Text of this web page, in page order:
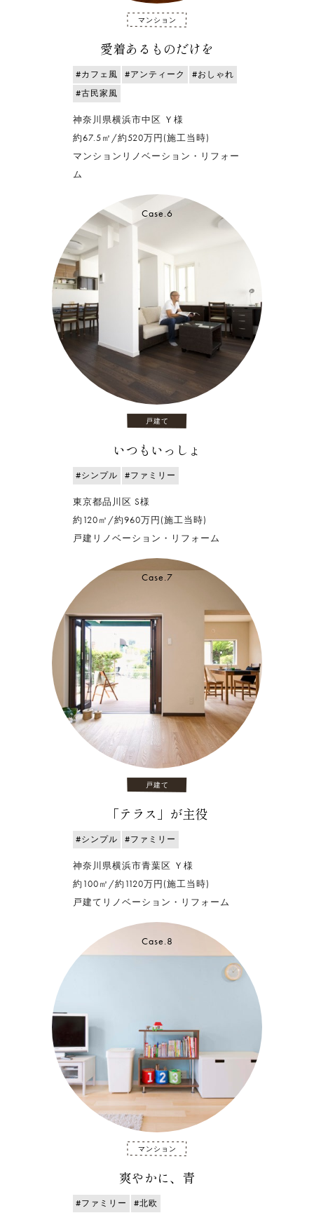
マンション
愛着あるものだけを
#カフェ風 #アンティーク
#おしゃれ
#古民家風
神奈川県横浜市中区 Ｙ様
約67.5㎡/約520万円(施工当時)
マンションリノベーション・リフォー
ム
Case.6
戸建て
いつもいっしょ
#シンプル #ファミリー
東京都品川区 S様
約120㎡/約960万円(施工当時)
戸建リノベーション・リフォーム
Case.7
戸建て
「テラス」が主役
#シンプル #ファミリー
神奈川県横浜市青葉区 Ｙ様
約100㎡/約1120万円(施工当時)
戸建てリノベーション・リフォーム
Case.8
マンション
爽やかに、青
#ファミリー #北欧